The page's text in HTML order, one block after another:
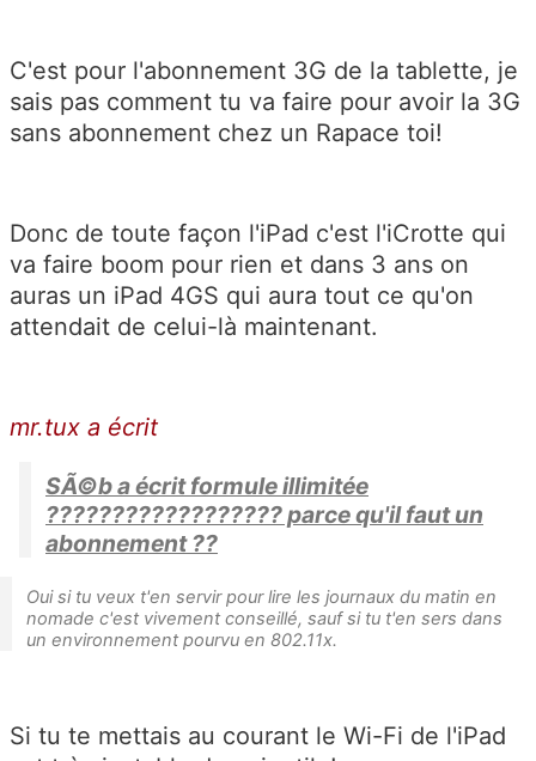
C'est pour l'abonnement 3G de la tablette, je
sais pas comment tu va faire pour avoir la 3G
sans abonnement chez un Rapace toi!
Donc de toute façon l'iPad c'est l'iCrotte qui
va faire boom pour rien et dans 3 ans on
auras un iPad 4GS qui aura tout ce qu'on
attendait de celui-là maintenant.
mr.tux a écrit
SÃ©b a écrit formule illimitée
?????????????????? parce qu'il faut un
abonnement ??
Oui si tu veux t'en servir pour lire les journaux du matin en
nomade c'est vivement conseillé, sauf si tu t'en sers dans
un environnement pourvu en 802.11x.
Si tu te mettais au courant le Wi-Fi de l'iPad